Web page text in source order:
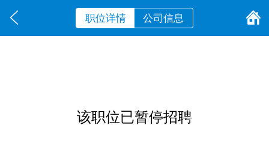
职位详情 公司信息
该职位已暂停招聘